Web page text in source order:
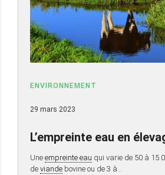
ENVIRONNEMENT
29 mars 2023
L’empreinte eau en
Une empreinte eau qui varie de 50 à
de viande bovine ou de 3 à…